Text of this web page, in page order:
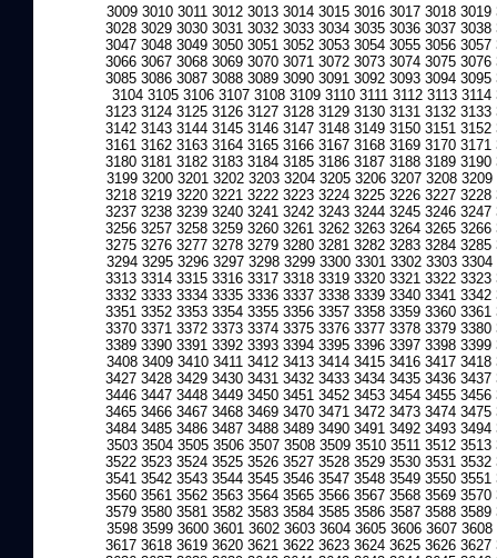
3009 3010 3011 3012 3013 3014 3015 3016 3017 3018 3019
3028 3029 3030 3031 3032 3033 3034 3035 3036 3037 3038
3047 3048 3049 3050 3051 3052 3053 3054 3055 3056 3057
3066 3067 3068 3069 3070 3071 3072 3073 3074 3075 3076
3085 3086 3087 3088 3089 3090 3091 3092 3093 3094 3095
3104 3105 3106 3107 3108 3109 3110 3111 3112 3113 3114
3123 3124 3125 3126 3127 3128 3129 3130 3131 3132 3133
3142 3143 3144 3145 3146 3147 3148 3149 3150 3151 3152
3161 3162 3163 3164 3165 3166 3167 3168 3169 3170 3171
3180 3181 3182 3183 3184 3185 3186 3187 3188 3189 3190
3199 3200 3201 3202 3203 3204 3205 3206 3207 3208 3209
3218 3219 3220 3221 3222 3223 3224 3225 3226 3227 3228
3237 3238 3239 3240 3241 3242 3243 3244 3245 3246 3247
3256 3257 3258 3259 3260 3261 3262 3263 3264 3265 3266
3275 3276 3277 3278 3279 3280 3281 3282 3283 3284 3285
3294 3295 3296 3297 3298 3299 3300 3301 3302 3303 3304
3313 3314 3315 3316 3317 3318 3319 3320 3321 3322 3323
3332 3333 3334 3335 3336 3337 3338 3339 3340 3341 3342
3351 3352 3353 3354 3355 3356 3357 3358 3359 3360 3361
3370 3371 3372 3373 3374 3375 3376 3377 3378 3379 3380
3389 3390 3391 3392 3393 3394 3395 3396 3397 3398 3399
3408 3409 3410 3411 3412 3413 3414 3415 3416 3417 3418
3427 3428 3429 3430 3431 3432 3433 3434 3435 3436 3437
3446 3447 3448 3449 3450 3451 3452 3453 3454 3455 3456
3465 3466 3467 3468 3469 3470 3471 3472 3473 3474 3475
3484 3485 3486 3487 3488 3489 3490 3491 3492 3493 3494
3503 3504 3505 3506 3507 3508 3509 3510 3511 3512 3513
3522 3523 3524 3525 3526 3527 3528 3529 3530 3531 3532
3541 3542 3543 3544 3545 3546 3547 3548 3549 3550 3551
3560 3561 3562 3563 3564 3565 3566 3567 3568 3569 3570
3579 3580 3581 3582 3583 3584 3585 3586 3587 3588 3589
3598 3599 3600 3601 3602 3603 3604 3605 3606 3607 3608
3617 3618 3619 3620 3621 3622 3623 3624 3625 3626 3627